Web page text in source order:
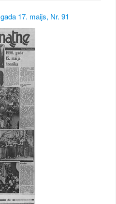
17. maijs, Nr. 91